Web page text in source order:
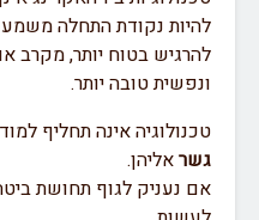
להיות נקודת התחלה
להרגיש בטוח יותר, מקרב
ונפשית טובה יותר.
טכנולוגיה אינה תחליף
גשראליהן.
אם נעניק לגוף תחושת